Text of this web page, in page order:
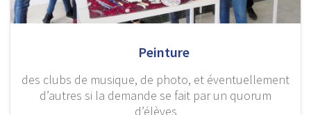
Peinture
des clubs de musique, de photo, et éventuellement
d’autres si la demande se fait par un quorum
d’élèves